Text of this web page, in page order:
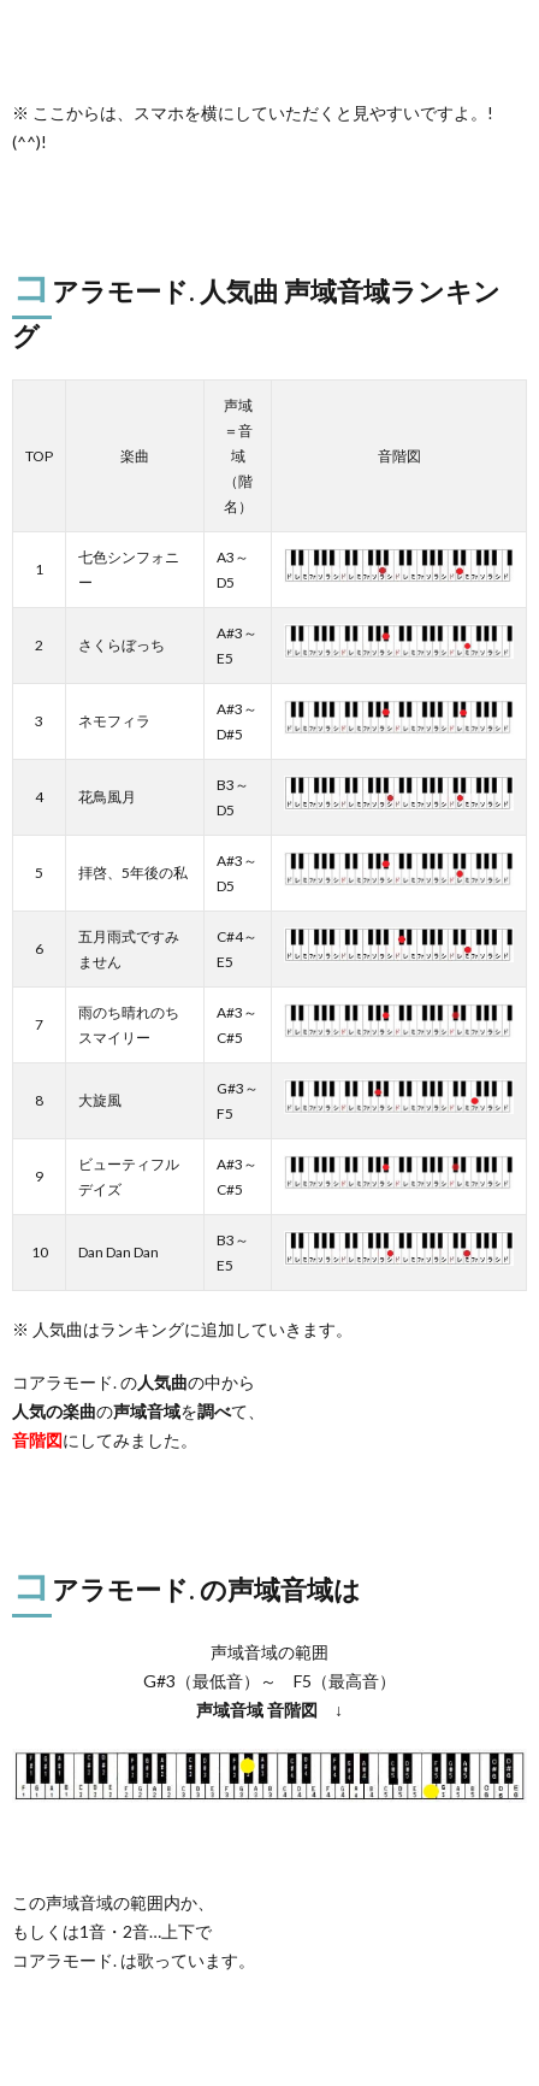
※ ここからは、スマホを横にしていただくと見やすいですよ。!
(^^)!
コ アラモード. 人気曲 声域音域ランキン
グ
TOP 楽曲
声域
＝音
域
（階
名）
音階図
1
七色シンフォニ
ー
A3～
D5
2 さくらぼっち
A#3～
E5
3 ネモフィラ
A#3～
D#5
4 花鳥風月
B3～
D5
5 拝啓、5年後の私
A#3～
D5
6
五月雨式ですみ
ません
C#4～
E5
7
雨のち晴れのち
スマイリー
A#3～
C#5
8 大旋風
G#3～
F5
9
ビューティフル
デイズ
A#3～
C#5
10 Dan Dan Dan
B3～
E5
※ 人気曲はランキングに追加していきます。
コアラモード. の人気曲の中から
人気の楽曲の声域音域を調べて、
音階図にしてみました。
コ アラモード. の声域音域は
声域音域の範囲
G#3（最低音）～ F5（最高音）
声域音域音階図 ↓
この声域音域の範囲内か、
もしくは1音・2音…上下で
コアラモード. は歌っています。